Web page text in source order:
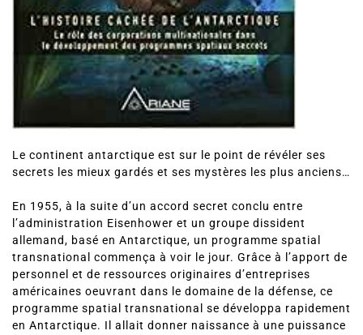
Le continent antarctique est sur le point de révéler ses
secrets les mieux gardés et ses mystères les plus anciens…
En 1955, à la suite d’un accord secret conclu entre
l’administration Eisenhower et un groupe dissident
allemand, basé en Antarctique, un programme spatial
transnational commença à voir le jour. Grâce à l’apport de
personnel et de ressources originaires d’entreprises
américaines oeuvrant dans le domaine de la défense, ce
programme spatial transnational se développa rapidement
en Antarctique. Il allait donner naissance à une puissance